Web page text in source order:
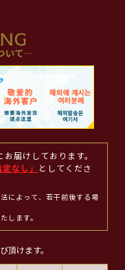
届けしております。
定なし」
としてくださ
によって、若干前後する場
します。
頂けます。